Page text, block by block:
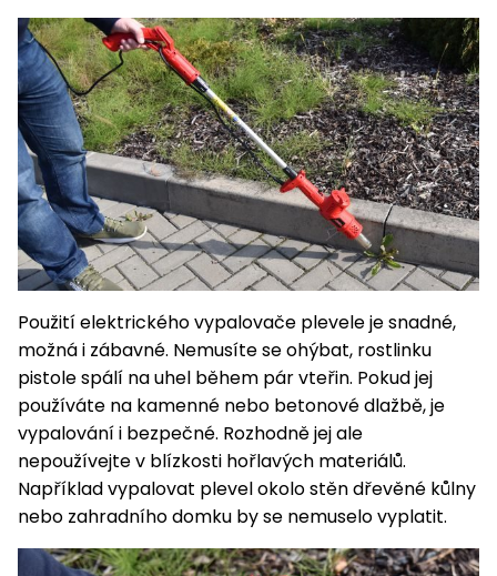
Sněhová
hrabla,
škrabky
na led
Příslušenství
Použití elektrického vypalovače plevele je snadné,
možná i zábavné. Nemusíte se ohýbat, rostlinku
pistole spálí na uhel během pár vteřin. Pokud jej
používáte na kamenné nebo betonové dlažbě, je
vypalování i bezpečné. Rozhodně jej ale
nepoužívejte v blízkosti hořlavých materiálů.
Například vypalovat plevel okolo stěn dřevěné kůlny
nebo zahradního domku by se nemuselo vyplatit.